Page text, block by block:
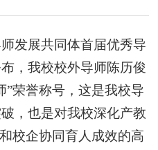
发展共同体首届优秀导
，我校校外导师陈历俊
”荣誉称号，这是我校导
，也是对我校深化产教
校企协同育人成效的高